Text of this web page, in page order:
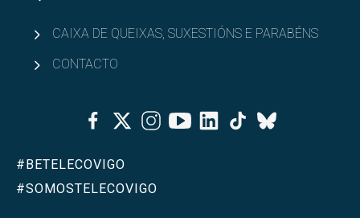
CAIXA DE QUEIXAS, SUXESTIÓNS E PARABÉNS
CONTACTO
FacebookTwitterInstagramYoutubeLinkedinTiktok
Bluesky
#BETELECOVIGO
#SOMOSTELECOVIGO